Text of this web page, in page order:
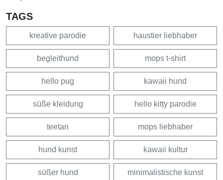
TAGS
kreative parodie haustier liebhaber
begleithund mops t-shirt
hello pug kawaii hund
süße kleidung hello kitty parodie
teetan mops liebhaber
hund kunst kawaii kultur
süßer hund minimalistische kunst